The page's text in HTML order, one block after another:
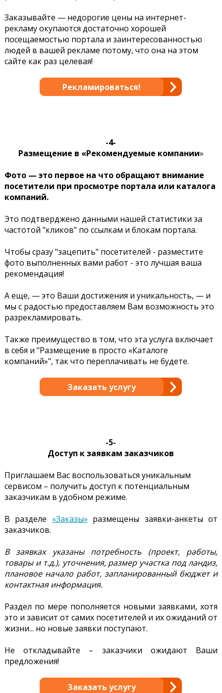
Заказывайте — недорогие цены на интернет-
рекламу окупаются достаточно хорошей
посещаемостью портала и заинтересованностью
людей в вашей рекламе потому, что она на этом
сайте как раз целевая!
Рекламироваться!
-4-
Размещение в «Рекомендуемые компании»
Фото — это первое на что обращают внимание
посетители при просмотре портала или каталога
компаний.
Это подтверджено данными нашей статистики за
частотой "кликов" по ссылкам и блокам портала.
Чтобы сразу "зацепить" посетителей - разместите
фото выполненных вами работ - это лучшая ваша
рекомендация!
А еще, — это Ваши достижения и уникальность, — и
мы с радостью предоставляем Вам возможность это
разрекламировать.
Также преимущество в том, что эта услуга включает
в себя и "Размещение в просто «Каталоге
компаний»", так что переплачивать не будете.
Заказать услугу
-5-
Доступ к заявкам заказчиков
Приглашаем Вас воспользоваться уникальным
сервисом – получить доступ к потенциальным
заказчикам в удобном режиме.
В разделе «Заказы» размещены заявки-анкеты от
заказчиков.
В заявках указаны потребность (проект, работы,
товары и т.д.), уточнения, размер участка под ландиз,
плановое начало работ, запланированный бюджет и
контактная информация.
Раздел по мере пополняется новыми заявками, хотя
это и зависит от самих посетителей и их ожиданий от
жизни... но новые заявки поступают.
Не откладывайте – заказчики ожидают Ваши
предложения!
Заказать услугу